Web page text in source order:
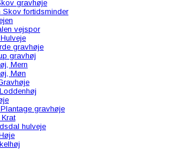
gravhøje
Skov fortidsminder
vejspor
gravhøje
gravhøj
Mern
Møn
gravhøje
hulveje